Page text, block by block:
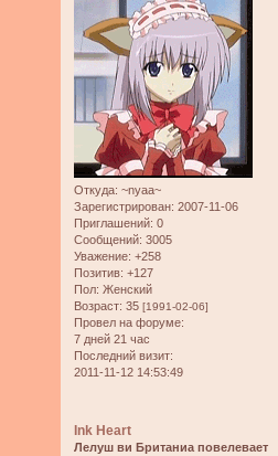
Откуда: ~nyaa~
Зарегистрирован: 2007-11-06
Приглашений: 0
Сообщений: 3005
Уважение: +258
Позитив: +127
Пол: Женский
Возраст: 35 [1991-02-06]
Провел на форуме:
7 дней 21 час
Последний визит:
2011-11-12 14:53:49
Ink Heart
Лелуш ви Британиа повелевает